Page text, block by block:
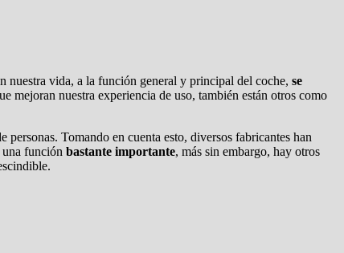
nuestra vida, a la función general y principal del coche, se
mejoran nuestra experiencia de uso, también están otros como
Tomando en cuenta esto, diversos fabricantes han
una función bastante importante, más sin embargo, hay otros